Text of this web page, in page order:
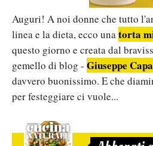
Auguri! A noi donne che tutto
linea e la dieta, ecco unatorta
questo giorno e creata dal
gemello di blog - Giuseppe
davvero buonissimo. E che
per festeggiare ci vuole...